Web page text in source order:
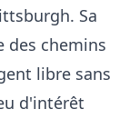
Sa
des chemins
libre sans
d'intérêt